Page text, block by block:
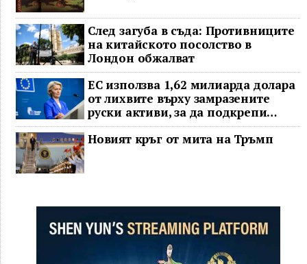
След загуба в съда: Противниците
на китайското посолство в
Лондон обжалват
ЕС използва 1,62 милиарда долара
от лихвите върху замразените
руски активи, за да подкрепи
Украйна
Новият кръг от мита на Тръмп